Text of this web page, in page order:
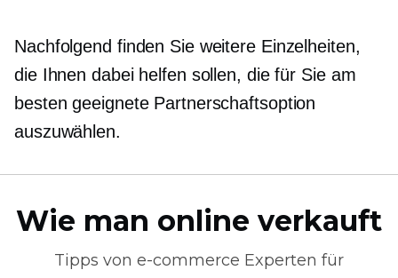
Nachfolgend finden Sie weitere Einzelheiten,
die Ihnen dabei helfen sollen, die für Sie am
besten geeignete Partnerschaftsoption
auszuwählen.
Wie man online verkauft
Tipps von e-commerce Experten für